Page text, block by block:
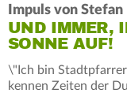
Impuls von Stefan
UND IMMER,
SONNE AUF!
\"Ich bin
kennen Zeiten der